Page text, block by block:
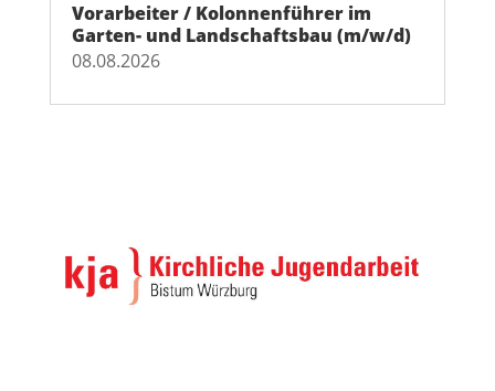
Vorarbeiter / Kolonnenführer im
Garten- und Landschaftsbau (m/w/d)
08.08.2026